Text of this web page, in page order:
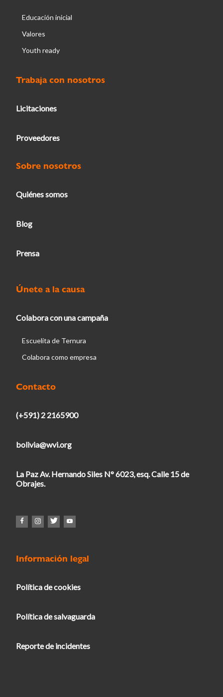
Educación inicial
Valores
Youth ready
Trabaja con nosotros
Licitaciones
Proveedores
Sobre nosotros
Quiénes somos
Blog
Prensa
Únete a la causa
Colabora con una campaña
Escuelita de Ternura
Colabora como empresa
Contacto
(+591) 2 2165900
bolivia@wvi.org
La Paz Av. Hernando Siles N° 6023, esq. Calle 15 de
Obrajes.
Información legal
Política de cookies
Política de salvaguarda
Reporte de incidentes